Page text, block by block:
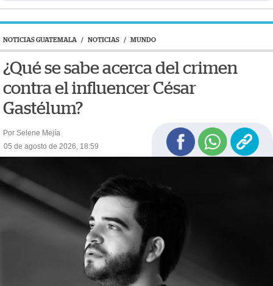
NOTICIAS GUATEMALA / NOTICIAS / MUNDO
¿Qué se sabe acerca del crimen
contra el influencer César
Gastélum?
Por Selene Mejía
05 de agosto de 2026, 18:59